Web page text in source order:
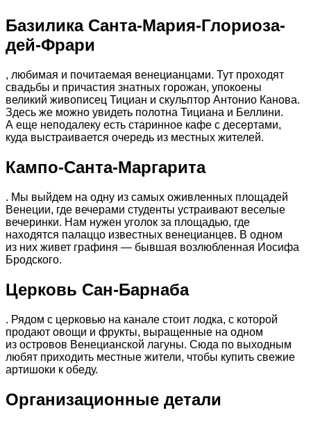
Базилика Санта-Мария-Глориоза-
дей-Фрари
, любимая и почитаемая венецианцами. Тут проходят
свадьбы и причастия знатных горожан, упокоены
великий живописец Тициан и скульптор Антонио Канова.
Здесь же можно увидеть полотна Тициана и Беллини.
А еще неподалеку есть старинное кафе с десертами,
куда выстраивается очередь из местных жителей.
Кампо-Санта-Маргарита
. Мы выйдем на одну из самых оживленных площадей
Венеции, где вечерами студенты устраивают веселые
вечеринки. Нам нужен уголок за площадью, где
находятся палаццо известных венецианцев. В одном
из них живет графиня — бывшая возлюбленная Иосифа
Бродского.
Церковь Сан-Барнаба
. Рядом с церковью на канале стоит лодка, с которой
продают овощи и фрукты, выращенные на одном
из островов Венецианской лагуны. Сюда по выходным
любят приходить местные жители, чтобы купить свежие
артишоки к обеду.
Организационные детали